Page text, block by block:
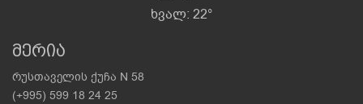
ხვალ: 22°
მერია
რუსთაველის ქუჩა N 58
(+995) 599 18 24 25